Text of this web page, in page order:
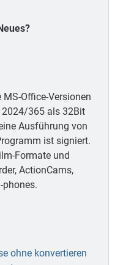
Office-Versionen
365 als 32Bit
Ausführung von
ist signiert.
Formate und
ActionCams,
ohne konvertieren